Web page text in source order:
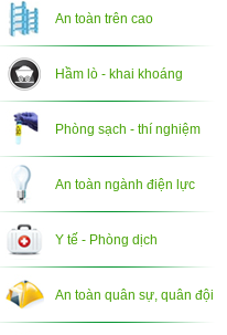
An toàn trên cao
Hầm lò - khai khoáng
Phòng sạch - thí nghiệm
An toàn ngành điện lực
Y tế - Phòng dịch
An toàn quân sự, quân đội